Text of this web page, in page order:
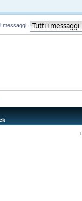
messaggi: